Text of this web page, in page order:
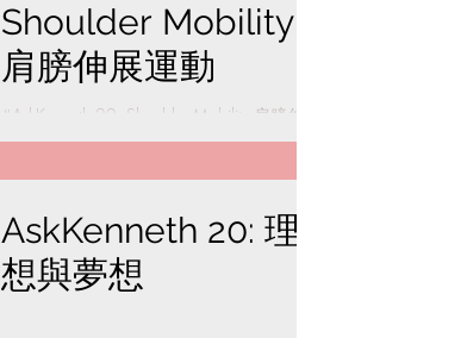
Shoulder Mobility
肩膀伸展運動
#AskKenneth 22: Shoulder Mobility 肩膀伸展
運動 知道大部份香港人都有肩膀問題， 無
會有機會引起肩頸痛和背痛。 即使今天你沒
有，你仍可以去做這些伸展運動，...
AskKenneth 20: 理
想與夢想